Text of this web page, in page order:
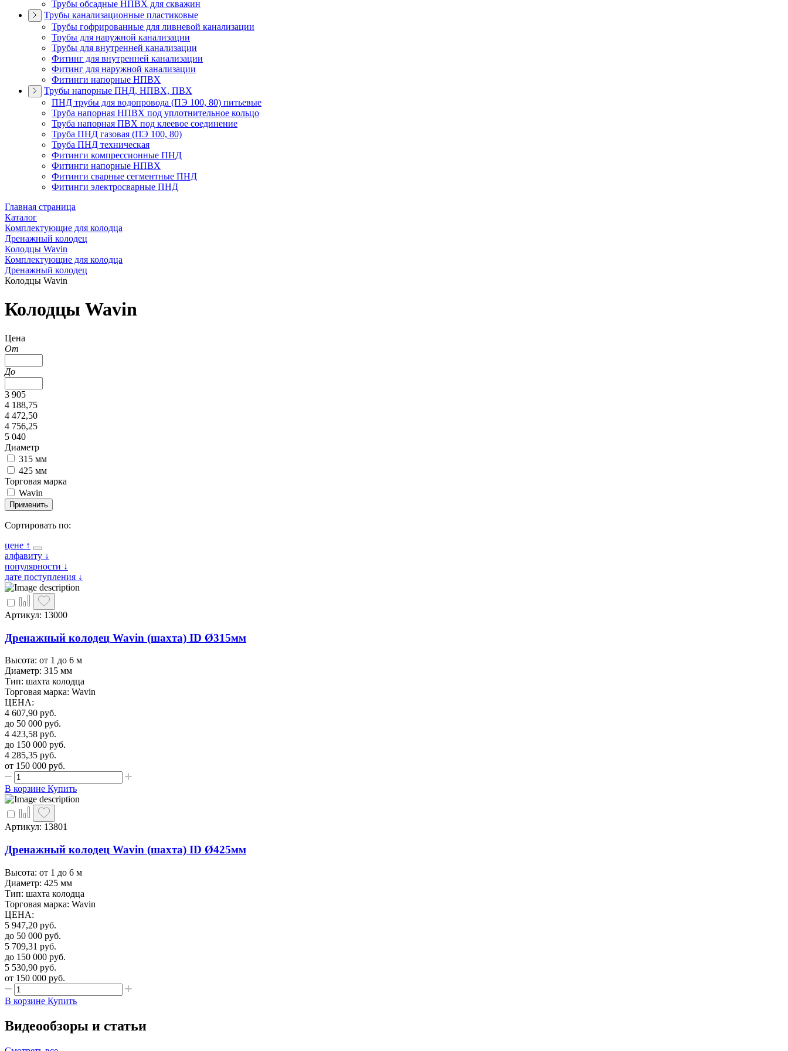
Трубы обсадные НПВХ для скважин
Трубы канализационные пластиковые
Трубы гофрированные для ливневой канализации
Трубы для наружной канализации
Трубы для внутренней канализации
Фитинг для внутренней канализации
Фитинг для наружной канализации
Фитинги напорные НПВХ
Трубы напорные ПНД, НПВХ, ПВХ
ПНД трубы для водопровода (ПЭ 100, 80) питьевые
Труба напорная НПВХ под уплотнительное кольцо
Труба напорная ПВХ под клеевое соединение
Труба ПНД газовая (ПЭ 100, 80)
Труба ПНД техническая
Фитинги компрессионные ПНД
Фитинги напорные НПВХ
Фитинги сварные сегментные ПНД
Фитинги электросварные ПНД
Главная страница
Каталог
Комплектующие для колодца
Дренажный колодец
Колодцы Wavin
Комплектующие для колодца
Дренажный колодец
Колодцы Wavin
Колодцы Wavin
Цена
От
До
3 905
4 188,75
4 472,50
4 756,25
5 040
Диаметр
315 мм
425 мм
Торговая марка
Wavin
Применить
Сортировать по:
цене ↑
алфавиту ↓
популярности ↓
дате поступления ↓
Артикул: 13000
Дренажный колодец Wavin (шахта) ID Ø315мм
Высота: от 1 до 6 м
Диаметр: 315 мм
Тип: шахта колодца
Торговая марка: Wavin
ЦЕНА:
4 607,90 руб.
до 50 000 руб.
4 423,58 руб.
до 150 000 руб.
4 285,35 руб.
от 150 000 руб.
В корзине Купить
Артикул: 13801
Дренажный колодец Wavin (шахта) ID Ø425мм
Высота: от 1 до 6 м
Диаметр: 425 мм
Тип: шахта колодца
Торговая марка: Wavin
ЦЕНА:
5 947,20 руб.
до 50 000 руб.
5 709,31 руб.
до 150 000 руб.
5 530,90 руб.
от 150 000 руб.
В корзине Купить
Видеообзоры и статьи